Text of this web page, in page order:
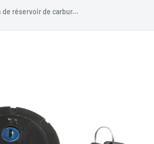
de réservoir de carbur...